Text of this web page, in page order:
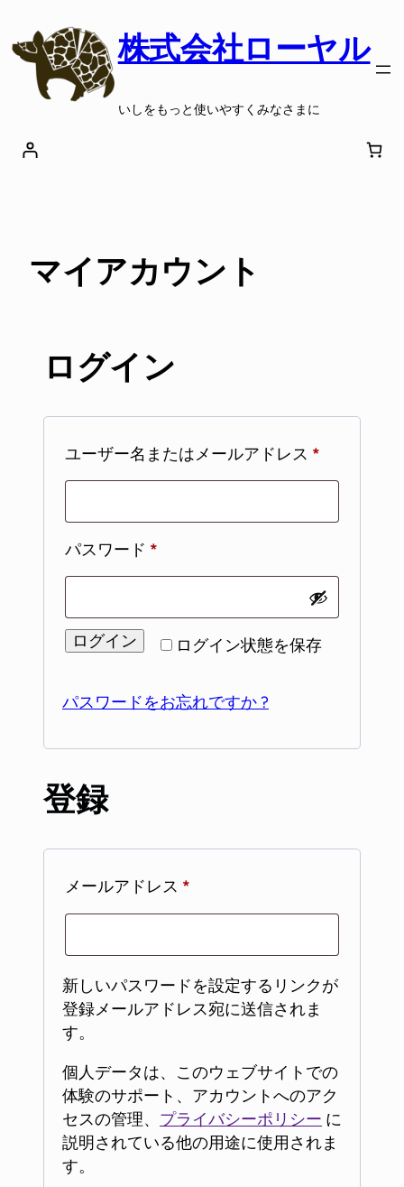
株式会社ローヤル
いしをもっと使いやすくみなさまに
マイアカウント
ログイン
ユーザー名またはメールアドレス *
パスワード *
ログイン状態を保存
ログイン
パスワードをお忘れですか ?
登録
メールアドレス *
新しいパスワードを設定するリンクが
登録メールアドレス宛に送信されま
す。
個人データは、このウェブサイトでの
体験のサポート、アカウントへのアク
セスの管理、 プライバシーポリシー に
説明されている他の用途に使用されま
す。